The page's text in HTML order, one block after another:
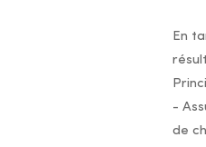
En
-
de